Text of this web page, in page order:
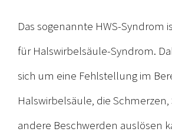
Das sogenannte HWS-Syndrom
für Halswirbelsäule-Syndrom.
sich um eine Fehlstellung im
Halswirbelsäule, die
andere Beschwerden auslösen